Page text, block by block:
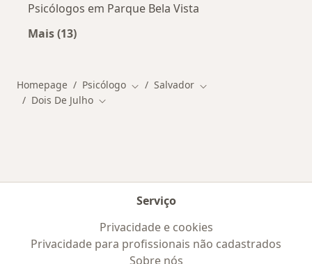
Psicólogos em Parque Bela Vista
Mais (13)
Homepage Psicólogo Mudar de cidade
Salvador Mudar de cidade
Dois De Julho Mudar de cidade
Serviço
Privacidade e cookies
Privacidade para profissionais não cadastrados
Sobre nós